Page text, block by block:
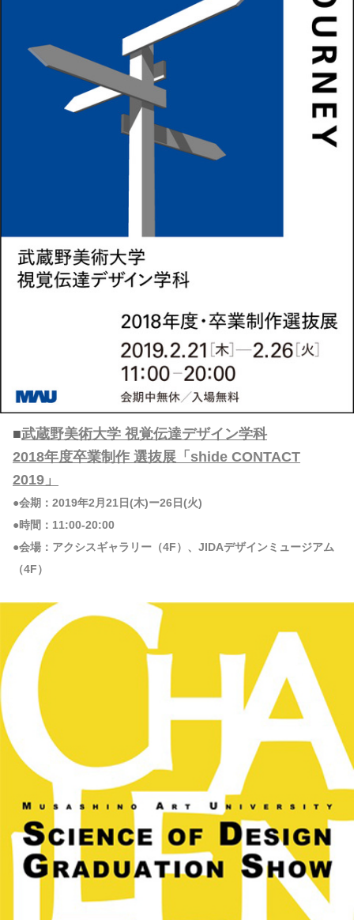
■武蔵野美術大学 視覚伝達デザイン学科
2018年度卒業制作 選抜展「shide CONTACT
2019」
●会期：2019年2月21日(木)ー26日(火)
●時間：11:00-20:00
●会場：アクシスギャラリー（4F）、JIDAデザインミュージアム
（4F）